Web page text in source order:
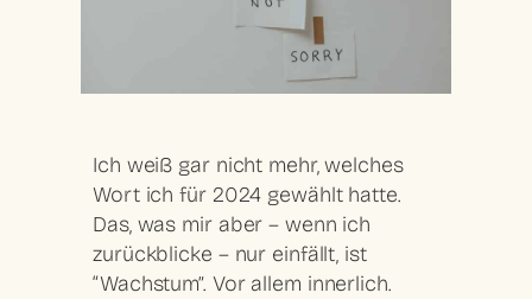
Ich weiß gar nicht mehr, welches
Wort ich für 2024 gewählt hatte.
Das, was mir aber – wenn ich
zurückblicke – nur einfällt, ist
“Wachstum”. Vor allem innerlich.